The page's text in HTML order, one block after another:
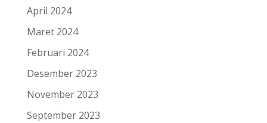
April 2024
Maret 2024
Februari 2024
Desember 2023
November 2023
September 2023